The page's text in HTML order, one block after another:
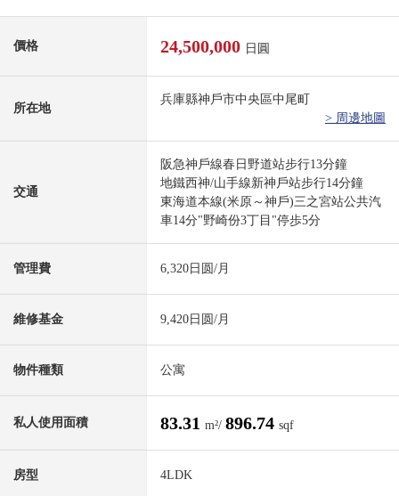
價格 24,500,000 日圓
所在地
兵庫縣神戶市中央區中尾町
> 周邊地圖
交通
阪急神戶線春日野道站步行13分鐘
地鐵西神/山手線新神戶站步行14分鐘
東海道本線(米原～神戶)三之宮站公共汽
車14分"野崎份3丁目"停歩5分
管理費 6,320日圆/月
維修基金 9,420日圆/月
物件種類 公寓
私人使用面積 83.31 m²/ 896.74 sqf
房型 4LDK